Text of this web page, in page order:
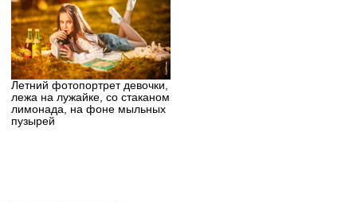
Летний фотопортрет девочки,
лежа на лужайке, со стаканом
лимонада, на фоне мыльных
пузырей